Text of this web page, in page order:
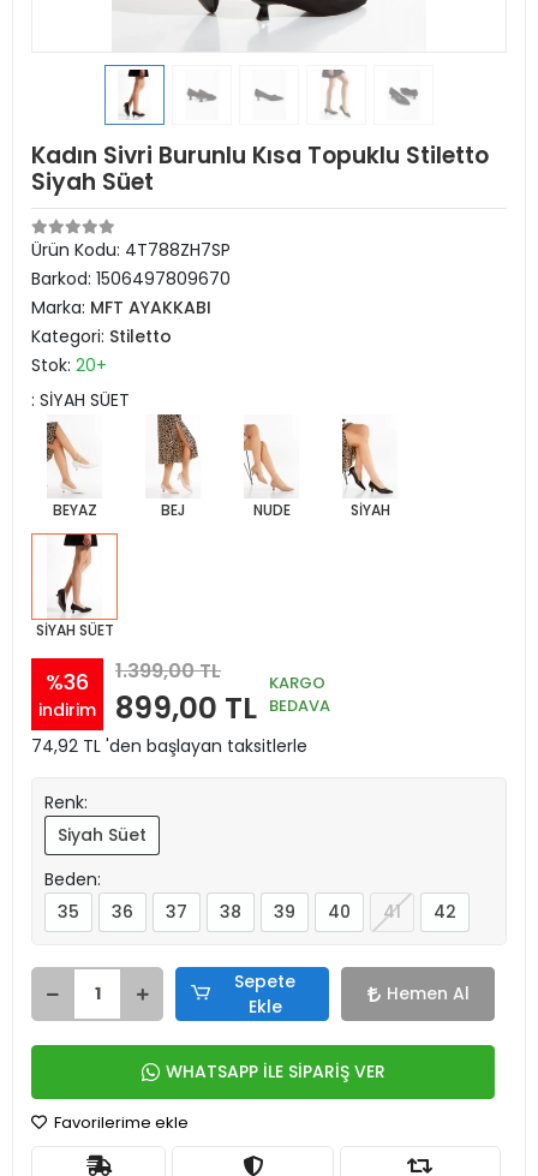
Kadın Sivri Burunlu Kısa Topuklu Stiletto
Siyah Süet
Ürün Kodu: 4T788ZH7SP
Barkod: 1506497809670
Marka: MFT AYAKKABI
Kategori: Stiletto
Stok: 20+
: SİYAH SÜET
BEYAZ BEJ NUDE SİYAH
SİYAH SÜET
%36
indirim
1.399,00 TL
899,00 TL
KARGO
BEDAVA
74,92 TL 'den başlayan taksitlerle
Renk:
Siyah Süet
Beden:
35
36 37 38 39 40 41 42
Sepete
Ekle
Hemen Al
WHATSAPP İLE SİPARİŞ VER
Favorilerime ekle